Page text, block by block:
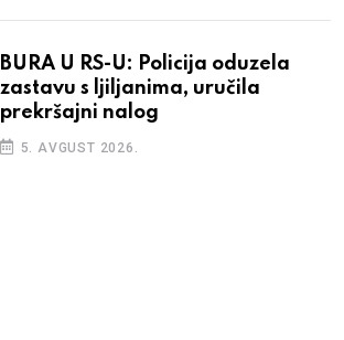
BURA U RS-U: Policija oduzela
zastavu s ljiljanima, uručila
prekršajni nalog
5. AVGUST 2026.